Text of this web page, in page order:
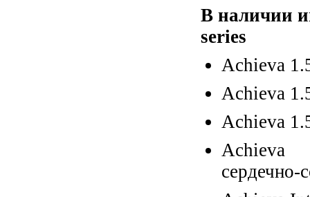
В наличии
series
Achieva
Achieva
Achieva
Achieva
сердечно-